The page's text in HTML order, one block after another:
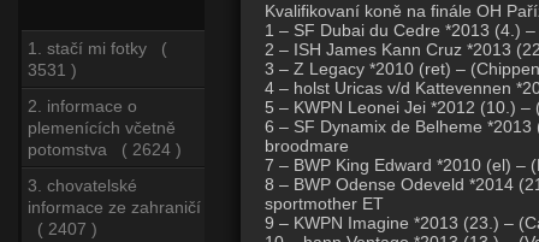
1. stačí mi fotky (
3531 )
2. informace o
plemenících včetně
potomstva ( 2624 )
3. chovatelské
informace ze zahraničí
( 2407 )
Kvalifikovaní koně na finále OH
1 – SF Dubai du Cedre *2013 (4.)
2 – ISH James Kann Cruz *2013
3 – Z Legacy *2010 (ret) –
4 – holst Uricas v/d Kattevennen
5 – KWPN Leonei Jei *2012 (10.)
6 – SF Dynamix de Belheme
broodmare
7 – BWP King Edward *2010 (el) –
8 – BWP Odense Odeveld *2014
sportmother ET
9 – KWPN Imagine *2013 (23.) –